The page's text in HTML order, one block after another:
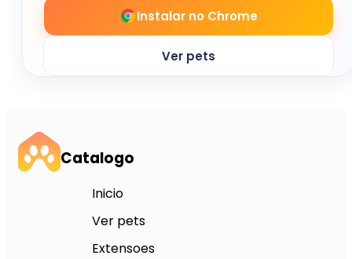
Instalar no Chrome
Ver pets
Catalogo
Inicio
Ver pets
Extensoes